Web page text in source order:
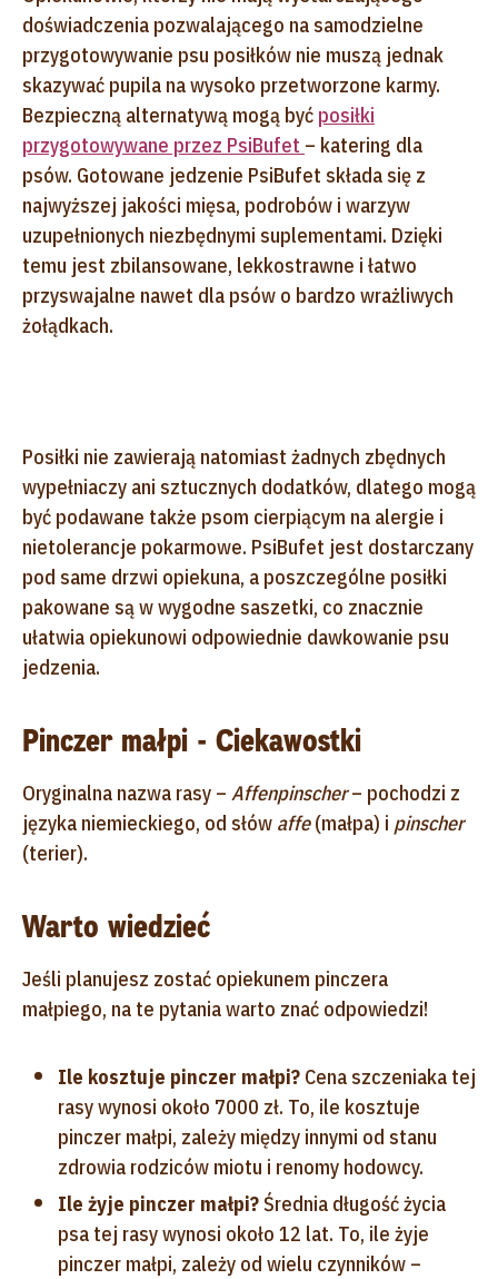
doświadczenia pozwalającego na samodzielne
przygotowywanie psu posiłków nie muszą jednak
skazywać pupila na wysoko przetworzone karmy.
Bezpieczną alternatywą mogą być posiłki
przygotowywane przez PsiBufet – katering dla
psów. Gotowane jedzenie PsiBufet składa się z
najwyższej jakości mięsa, podrobów i warzyw
uzupełnionych niezbędnymi suplementami. Dzięki
temu jest zbilansowane, lekkostrawne i łatwo
przyswajalne nawet dla psów o bardzo wrażliwych
żołądkach.
Posiłki nie zawierają natomiast żadnych zbędnych
wypełniaczy ani sztucznych dodatków, dlatego mogą
być podawane także psom cierpiącym na alergie i
nietolerancje pokarmowe. PsiBufet jest dostarczany
pod same drzwi opiekuna, a poszczególne posiłki
pakowane są w wygodne saszetki, co znacznie
ułatwia opiekunowi odpowiednie dawkowanie psu
jedzenia.
Pinczer małpi - Ciekawostki
Oryginalna nazwa rasy – Affenpinscher– pochodzi z
języka niemieckiego, od słów affe(małpa) i pinscher
(terier).
Warto wiedzieć
Jeśli planujesz zostać opiekunem pinczera
małpiego, na te pytania warto znać odpowiedzi!
Ile kosztuje pinczer małpi? Cena szczeniaka tej
rasy wynosi około 7000 zł. To, ile kosztuje
pinczer małpi, zależy między innymi od stanu
zdrowia rodziców miotu i renomy hodowcy.
Ile żyje pinczer małpi?Średnia długość życia
psa tej rasy wynosi około 12 lat. To, ile żyje
pinczer małpi, zależy od wielu czynników –